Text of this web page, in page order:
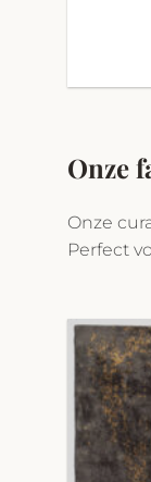
Onze
Onze
Perfect